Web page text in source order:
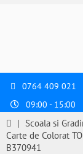
0764 409 021
09:00 - 15:00
| Scoala si
Carte de Colorat
B370941